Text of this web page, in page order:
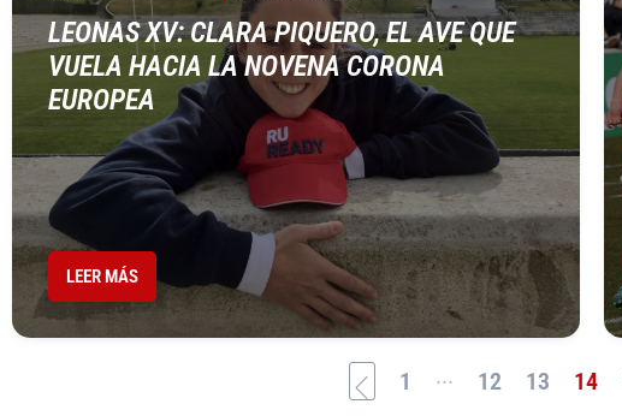
LEONAS XV: CLARA PIQUERO, EL AVE QUE
VUELA HACIA LA NOVENA CORONA
EUROPEA
LEER MÁS
1 ... 12 13 14